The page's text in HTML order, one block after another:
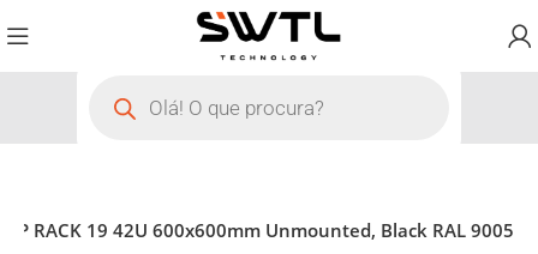
RACK 19 42U 600x600mm Unmounted, Black RAL 9005